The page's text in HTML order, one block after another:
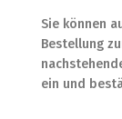
Sie können
Bestellung
ein und